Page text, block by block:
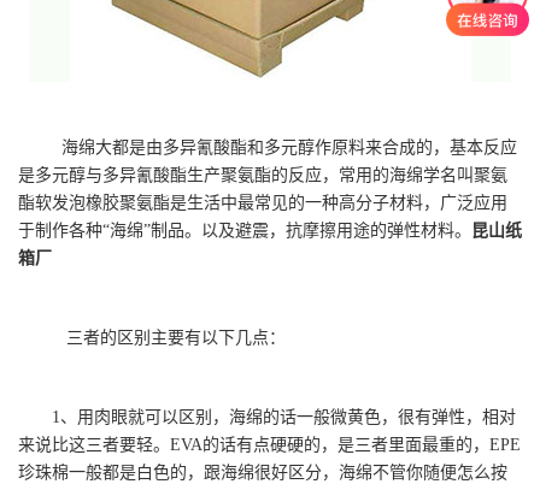
海绵大都是由多异氰酸酯和多元醇作原料来合成的，基本反应
是多元醇与多异氰酸酯生产聚氨酯的反应，常用的海绵学名叫聚氨
酯软发泡橡胶聚氨酯是生活中最常见的一种高分子材料，广泛应用
于制作各种“海绵”制品。以及避震，抗摩擦用途的弹性材料。
昆山纸
箱厂
三者的区别主要有以下几点：
1、用肉眼就可以区别，海绵的话一般微黄色，很有弹性，相对
来说比这三者要轻。EVA的话有点硬硬的，是三者里面最重的，EPE
珍珠棉一般都是白色的，跟海绵很好区分，海绵不管你随便怎么按